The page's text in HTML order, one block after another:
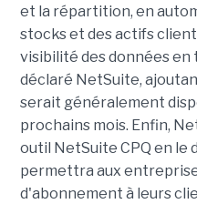
et la répartition, en
stocks et des actifs
visibilité des données en
déclaré NetSuite,
serait généralement
prochains mois. Enfin,
outil NetSuite CPQ en le
permettra aux
d'abonnement à leurs